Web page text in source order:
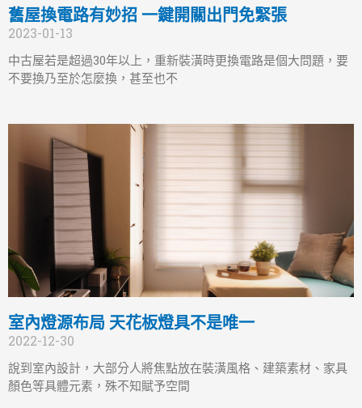
舊屋換電路有妙招 一鍵開關出門免緊張
2023-01-13
中古屋若是超過30年以上，重新裝潢時更換電路是個大問題，要
不要換乃至於怎麼換，甚至也不
室內燈源布局 天花板燈具不是唯一
2022-12-30
說到室內設計，大部分人將焦點放在裝潢風格、建築素材、家具
顏色等具體元素，殊不知賦予空間